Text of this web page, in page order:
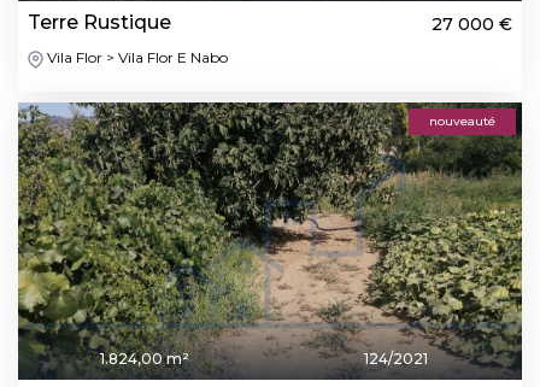
Terre Rustique 27 000 €
Vila Flor > Vila Flor E Nabo
nouveauté
1.824,00 m² 124/2021